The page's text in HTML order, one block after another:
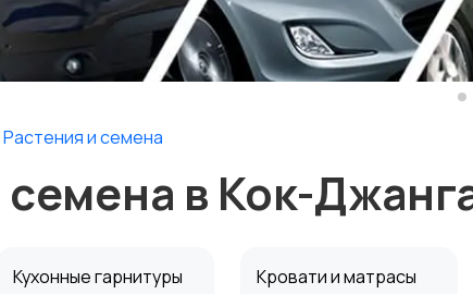
Растения и семена
семена в Кок-
Кухонные гарнитуры Кровати и матрасы